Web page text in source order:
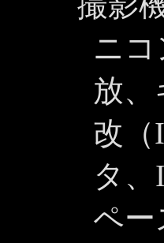
ニコ
放、
改（
タ
ペー